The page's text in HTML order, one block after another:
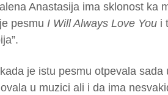
Anastasija ima sklonost ka
pesmu I Will Always Love You i
je istu pesmu otpevala
u muzici ali i da ima